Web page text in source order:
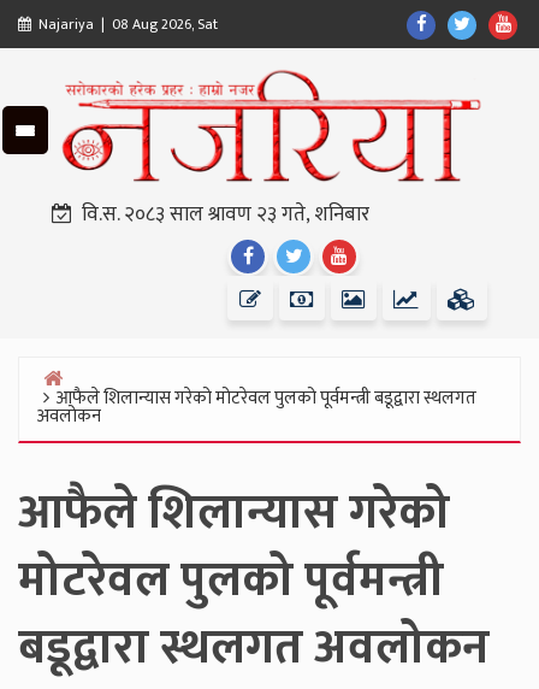
Skip
to
content
Najariya | 08 Aug 2026, Sat
Find
Us
Facebook
Find
Us
Twitter
Us
वि.स. २०८३ साल श्रावण २३ गते, शनिबार
Find
Us
Find
Us
Find
Us
Home
आफैले शिलान्यास गरेको मोटरेवल पुलको पूर्वमन्त्री बडूद्वारा स्थलगत
अवलोकन
आफैले शिलान्यास गरेको
मोटरेवल पुलको पूर्वमन्त्री
बडूद्वारा स्थलगत अवलोकन